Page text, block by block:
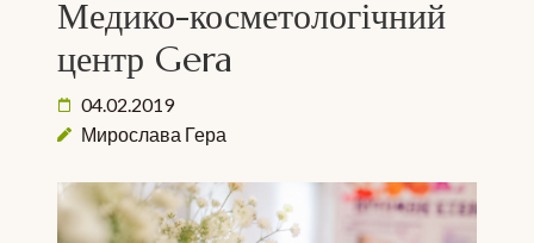
Медико-косметологічний
центр Gera
04.02.2019
Мирослава Гера